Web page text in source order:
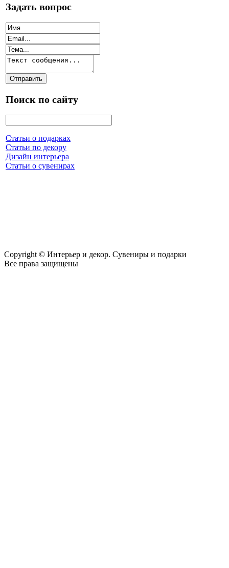
Задать вопрос
Поиск по сайту
Статьи о подарках
Статьи по декору
Дизайн интерьера
Статьи о сувенирах
Copyright © Интерьер и декор. Сувениры и подарки
Все права защищены